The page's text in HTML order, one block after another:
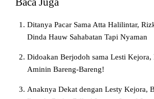
Ditanya Pacar Sama Atta Halilintar,
Dinda Hauw Sahabatan Tapi Nyaman
Didoakan Berjodoh sama Lesti
Aminin Bareng-Bareng!
Anaknya Dekat dengan Lesty Kejora,